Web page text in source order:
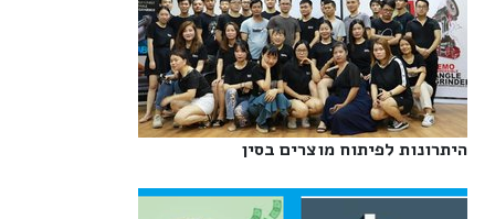
היתרונות לפיתוח מוצרים בסין‎